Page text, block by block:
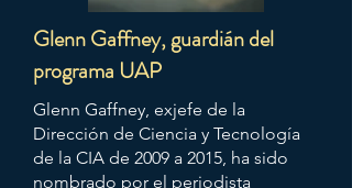
Glenn Gaffney, guardián del
programa UAP
Glenn Gaffney, exjefe de la
Dirección de Ciencia y Tecnología
de la CIA de 2009 a 2015, ha sido
nombrado por el periodista